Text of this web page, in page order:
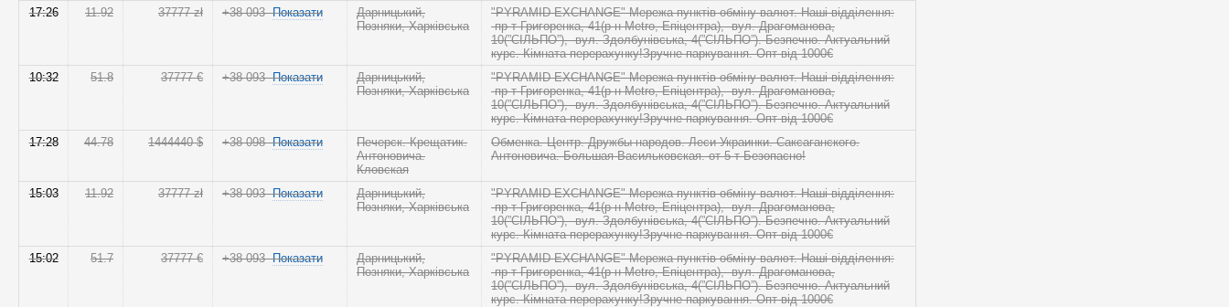
17:26
11.92 37777 zł +38 093Показати
Дарницький,
Позняки, Харківська
"PYRAMID EXCHANGE" Мережа пунктів обміну валют. Наші відділення:
-пр-т Григоренка, 41(р-н Metro, Епіцентра), -вул. Драгоманова,
10(”СІЛЬПО”), -вул. Здолбунівська, 4(”СІЛЬПО”). Безпечно. Актуальний
курс. Кімната перерахунку!Зручне паркування. Опт від 1000€
10:32
51.8 37777 € +38 093Показати
Дарницький,
Позняки, Харківська
"PYRAMID EXCHANGE" Мережа пунктів обміну валют. Наші відділення:
-пр-т Григоренка, 41(р-н Metro, Епіцентра), -вул. Драгоманова,
10(”СІЛЬПО”), -вул. Здолбунівська, 4(”СІЛЬПО”). Безпечно. Актуальний
курс. Кімната перерахунку!Зручне паркування. Опт від 1000€
17:28
44.78 1444440 $ +38 098Показати
Печерск. Крещатик.
Антоновича.
Кловская
Обменка. Центр. Дружбы народов. Леси Украинки. Саксаганского.
Антоновича. Большая Васильковская. от 5 т Безопасно!
15:03 11.92 37777 zł +38 093Показати
Дарницький,
Позняки, Харківська
"PYRAMID EXCHANGE" Мережа пунктів обміну валют. Наші відділення:
-пр-т Григоренка, 41(р-н Metro, Епіцентра), -вул. Драгоманова,
10(”СІЛЬПО”), -вул. Здолбунівська, 4(”СІЛЬПО”). Безпечно. Актуальний
курс. Кімната перерахунку!Зручне паркування. Опт від 1000€
15:02
51.7 37777 € +38 093Показати
Дарницький,
Позняки, Харківська
"PYRAMID EXCHANGE" Мережа пунктів обміну валют. Наші відділення:
-пр-т Григоренка, 41(р-н Metro, Епіцентра), -вул. Драгоманова,
10(”СІЛЬПО”), -вул. Здолбунівська, 4(”СІЛЬПО”). Безпечно. Актуальний
курс. Кімната перерахунку!Зручне паркування. Опт від 1000€